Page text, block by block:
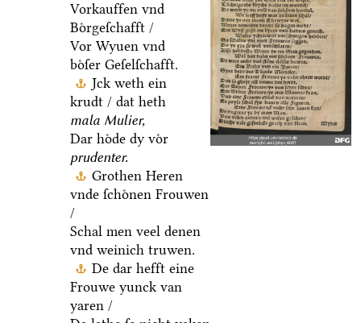
Vorkauffen vnd
Boͤrgeſchafft /
Vor Wyuen vnd
boͤſer Geſelſchafft.
Jck weth ein
krudt / dat heth
mala Mulier,
Dar hoͤde dy voͤr
prudenter.
Grothen Heren
vnde ſchoͤnen Frouwen
/
Schal men veel denen
vnd weinich truwen.
De dar hefft eine
Frouwe yunck van
yaren /